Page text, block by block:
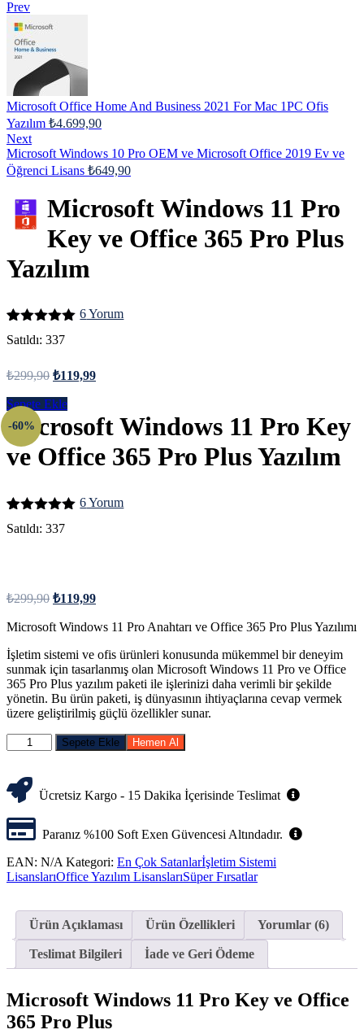
Prev
Microsoft Office Home And Business 2021 For Mac 1PC Ofis
Yazılım ₺4.699,90
Next
Microsoft Windows 10 Pro OEM ve Microsoft Office 2019 Ev ve
Öğrenci Lisans ₺649,90
Microsoft Windows 11 Pro
Key ve Office 365 Pro Plus
Yazılım
6
müşteri
puanına
üzerinden
puan
aldı
6Yorum
Satıldı: 337
₺299,90 ₺119,99
Sepete Ekle
Microsoft Windows 11 Pro Key
ve Office 365 Pro Plus Yazılım
6
müşteri
puanına
6Yorum
Satıldı: 337
₺299,90 ₺119,99
-60%
Microsoft Windows 11 Pro Anahtarı ve Office 365 Pro Plus Yazılımı
İşletim sistemi ve ofis ürünleri konusunda mükemmel bir deneyim
sunmak için tasarlanmış olan Microsoft Windows 11 Pro ve Office
365 Pro Plus yazılım paketi ile işlerinizi daha verimli bir şekilde
yönetin. Bu ürün paketi, iş dünyasının ihtiyaçlarına cevap vermek
üzere geliştirilmiş güçlü özellikler sunar.
Sepete Ekle Hemen Al
Ücretsiz Kargo - 15 Dakika İçerisinde Teslimat
Paranız %100 Soft Exen Güvencesi Altındadır.
EAN: N/A Kategori: En Çok Satanlarİşletim Sistemi
LisanslarıOffice Yazılım LisanslarıSüper Fırsatlar
Ürün Açıklaması Ürün Özellikleri Yorumlar (6)
Teslimat Bilgileri İade ve Geri Ödeme
Microsoft Windows 11 Pro Key ve Office
365 Pro Plus